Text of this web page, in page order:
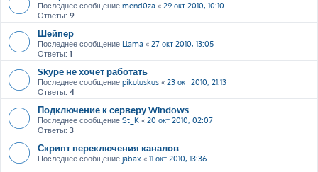
Последнее сообщение mend0za « 29 окт 2010, 10:10
Ответы: 9
Шейпер
Последнее сообщение Llama « 27 окт 2010, 13:05
Ответы: 1
Skype не хочет работать
Последнее сообщение pikuluskus « 23 окт 2010, 21:13
Ответы: 4
Подключение к серверу Windows
Последнее сообщение St_K « 20 окт 2010, 02:07
Ответы: 3
Скрипт переключения каналов
Последнее сообщение jabax « 11 окт 2010, 13:36